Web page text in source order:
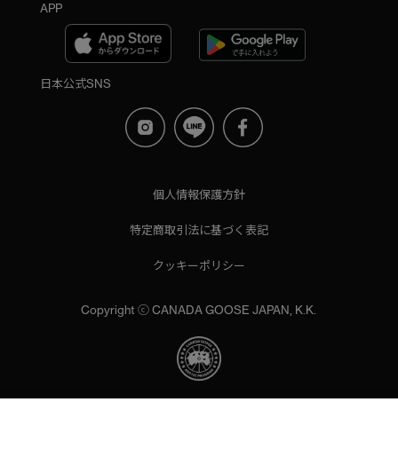
APP
日本公式SNS
個人情報保護方針
特定商取引法に基づく表記
クッキーポリシー
Copyright ⓒ CANADA GOOSE JAPAN, K.K.